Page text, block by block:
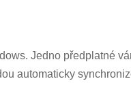
Jedno předplatné
automaticky